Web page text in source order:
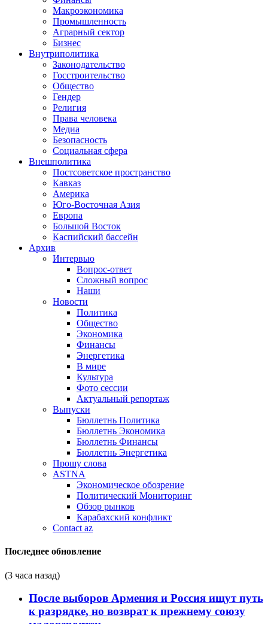
Макроэкономика
Промышленность
Аграрный сектор
Бизнес
Внутриполитика
Законодательство
Госстроительство
Общество
Гендер
Религия
Права человека
Медиа
Безопасность
Социальная сфера
Внешполитика
Постсоветское пространство
Кавказ
Америка
Юго-Восточная Азия
Европа
Большой Восток
Каспийский бассейн
Архив
Интервью
Вопрос-ответ
Сложный вопрос
Наши
Новости
Политика
Общество
Экономика
Финансы
Энергетика
В мире
Культура
Фото сессии
Актуальный репортаж
Выпуски
Бюллетнь Политика
Бюллетнь Экономика
Бюллетнь Финансы
Бюллетнь Энергетика
Прошу слова
ASTNA
Экономическое обозрение
Политический Мониторинг
Обзор рынков
Карабахский конфликт
Contact az
Последнее обновление
(3 часа назад)
После выборов Армения и Россия ищут путь
к разрядке, но возврат к прежнему союзу